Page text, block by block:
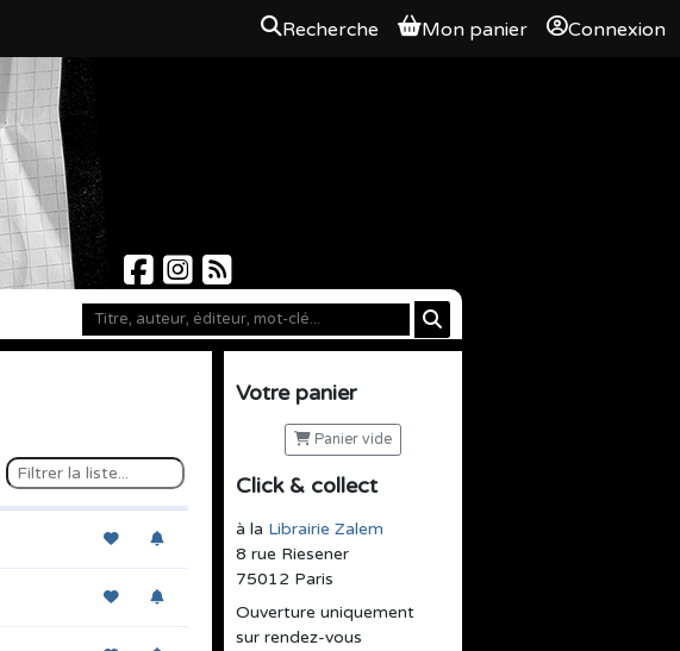
Recherche Mon panier Connexion
Votre panier
Panier vide
Click & collect
à la Librairie Zalem
8 rue Riesener
75012 Paris
Ouverture uniquement
sur rendez-vous